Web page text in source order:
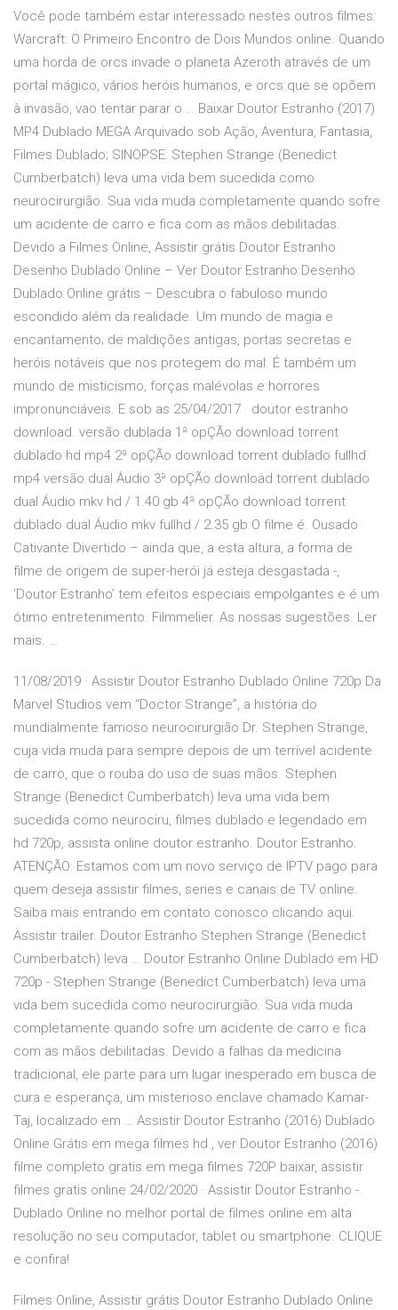
Você pode também estar interessado nestes outros filmes:
Warcraft: O Primeiro Encontro de Dois Mundos online. Quando
uma horda de orcs invade o planeta Azeroth através de um
portal mágico, vários heróis humanos, e orcs que se opõem
à invasão, vao tentar parar o … Baixar Doutor Estranho (2017)
MP4 Dublado MEGA Arquivado sob Ação, Aventura, Fantasia,
Filmes Dublado; SINOPSE: Stephen Strange (Benedict
Cumberbatch) leva uma vida bem sucedida como
neurocirurgião. Sua vida muda completamente quando sofre
um acidente de carro e fica com as mãos debilitadas.
Devido a Filmes Online, Assistir grátis Doutor Estranho
Desenho Dublado Online – Ver Doutor Estranho Desenho
Dublado Online grátis – Descubra o fabuloso mundo
escondido além da realidade. Um mundo de magia e
encantamento; de maldições antigas, portas secretas e
heróis notáveis que nos protegem do mal. É também um
mundo de misticismo, forças malévolas e horrores
impronunciáveis. E sob as 25/04/2017 · doutor estranho
download. versão dublada 1ª opÇÃo download torrent
dublado hd mp4 2ª opÇÃo download torrent dublado fullhd
mp4 versão dual Áudio 3ª opÇÃo download torrent dublado
dual Áudio mkv hd / 1.40 gb 4ª opÇÃo download torrent
dublado dual Áudio mkv fullhd / 2.35 gb O filme é. Ousado
Cativante Divertido – ainda que, a esta altura, a forma de
filme de origem de super-herói já esteja desgastada -,
‘Doutor Estranho’ tem efeitos especiais empolgantes e é um
ótimo entretenimento. Filmmelier. As nossas sugestões. Ler
mais. …
11/08/2019 · Assistir Doutor Estranho Dublado Online 720p Da
Marvel Studios vem “Doctor Strange”, a história do
mundialmente famoso neurocirurgião Dr. Stephen Strange,
cuja vida muda para sempre depois de um terrível acidente
de carro, que o rouba do uso de suas mãos. Stephen
Strange (Benedict Cumberbatch) leva uma vida bem
sucedida como neurociru, filmes dublado e legendado em
hd 720p, assista online doutor estranho. Doutor Estranho.
ATENÇÃO: Estamos com um novo serviço de IPTV pago para
quem deseja assistir filmes, series e canais de TV online.
Saiba mais entrando em contato conosco clicando aqui.
Assistir trailer. Doutor Estranho Stephen Strange (Benedict
Cumberbatch) leva … Doutor Estranho Online Dublado em HD
720p - Stephen Strange (Benedict Cumberbatch) leva uma
vida bem sucedida como neurocirurgião. Sua vida muda
completamente quando sofre um acidente de carro e fica
com as mãos debilitadas. Devido a falhas da medicina
tradicional, ele parte para um lugar inesperado em busca de
cura e esperança, um misterioso enclave chamado Kamar-
Taj, localizado em … Assistir Doutor Estranho (2016) Dublado
Online Grátis em mega filmes hd , ver Doutor Estranho (2016)
filme completo gratis em mega filmes 720P baixar, assistir
filmes gratis online 24/02/2020 · Assistir Doutor Estranho -
Dublado Online no melhor portal de filmes online em alta
resolução no seu computador, tablet ou smartphone. CLIQUE
e confira!
Filmes Online, Assistir grátis Doutor Estranho Dublado Online